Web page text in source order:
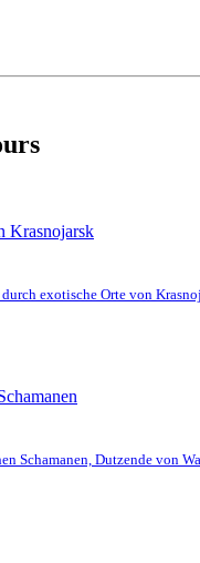
Krasnojarsk
exotische Orte von
Schamanen, Dutzende von